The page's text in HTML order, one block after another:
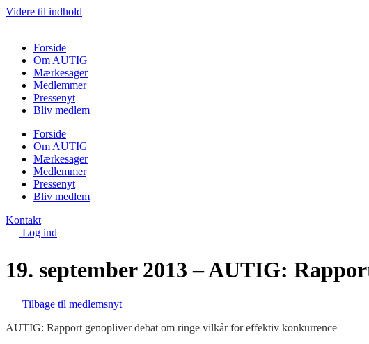
Videre til indhold
Forside
Om AUTIG
Mærkesager
Medlemmer
Pressenyt
Bliv medlem
Forside
Om AUTIG
Mærkesager
Medlemmer
Pressenyt
Bliv medlem
Kontakt
Log ind
19. september 2013 – AUTIG:
Tilbage til medlemsnyt
AUTIG: Rapport genopliver debat om ringe vilkår for effektiv konkurrence